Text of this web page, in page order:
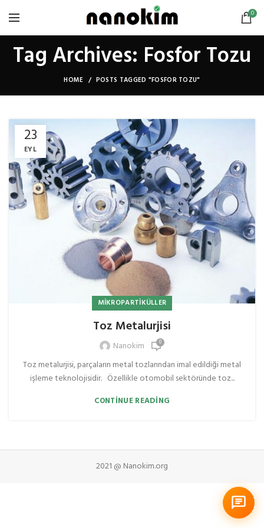
0
Tag Archives: Fosfor Tozu
HOME POSTS TAGGED "FOSFOR TOZU"
23
EYL
MIKROPARTIKÜLLER
Toz Metalurjisi
Nanokim 0
Toz metalurjisi, parçaların metal tozlarından imal edildiği metal
işleme teknolojisidir. Özellikle otomobil sektöründe toz...
CONTINUE READING
2021 @ Nanokim.org